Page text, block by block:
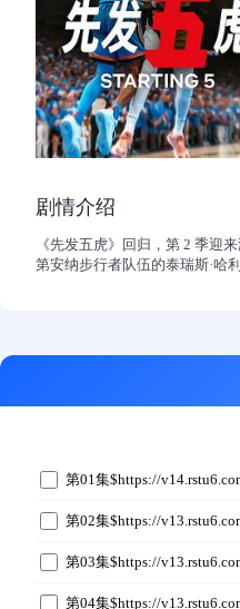
剧情介绍
《先发五虎》回归，第 2 季迎
第安纳步行者队伍的泰瑞斯·哈
第01集$https://
第02集$https://
第03集$https://
第04集$https://